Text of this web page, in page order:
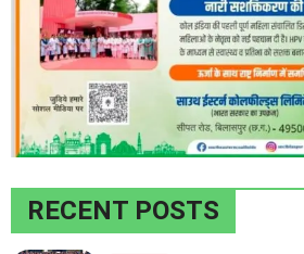
RECENT POSTS